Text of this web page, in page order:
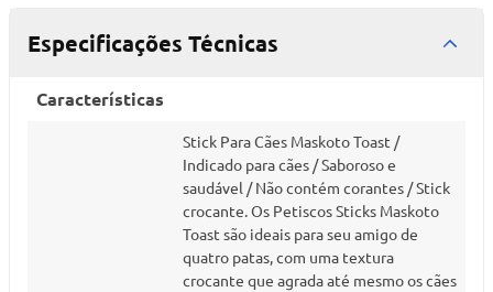
Especificações Técnicas
Características
Stick Para Cães Maskoto Toast /
Indicado para cães / Saboroso e
saudável / Não contém corantes / Stick
crocante. Os Petiscos Sticks Maskoto
Toast são ideais para seu amigo de
quatro patas, com uma textura
crocante que agrada até mesmo os cães